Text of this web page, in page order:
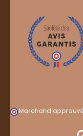
Marchand